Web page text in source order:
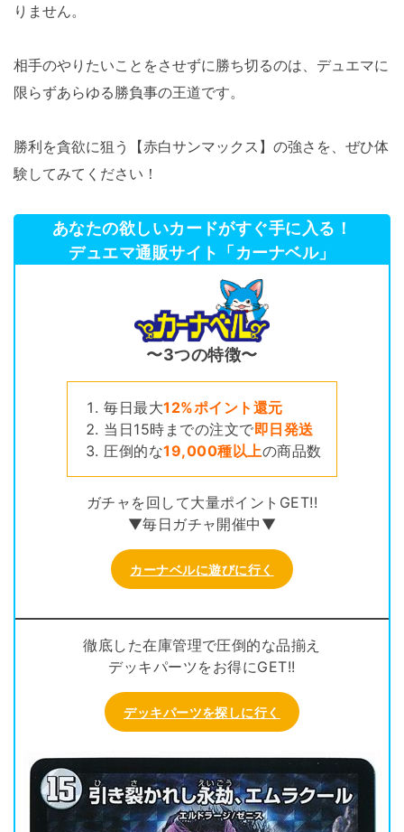
りません。
相手のやりたいことをさせずに勝ち切るのは、デュエマに
限らずあらゆる勝負事の王道です。
勝利を貪欲に狙う【赤白サンマックス】の強さを、ぜひ体
験してみてください！
あなたの欲しいカードがすぐ手に入る！
デュエマ通販サイト「カーナベル」
〜3つの特徴〜
毎日最大12%ポイント還元
当日15時までの注文で即日発送
圧倒的な19,000種以上の商品数
ガチャを回して大量ポイントGET!!
▼毎日ガチャ開催中▼
カーナベルに遊びに行く
徹底した在庫管理で圧倒的な品揃え
デッキパーツをお得にGET!!
デッキパーツを探しに行く